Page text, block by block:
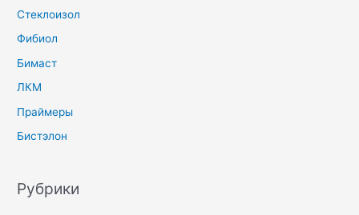
Стеклоизол
Фибиол
Бимаст
ЛКМ
Праймеры
Бистэлон
Рубрики